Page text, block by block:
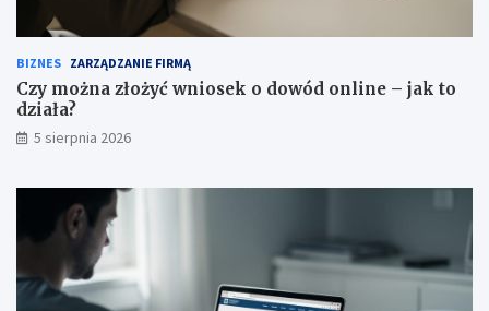
BIZNES ZARZĄDZANIE FIRMĄ
Czy można złożyć wniosek o dowód online – jak to
działa?
5 sierpnia 2026